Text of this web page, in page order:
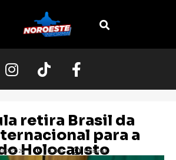
retira Brasil da
para a
Holocausto
07/2025 10:00 Editorial